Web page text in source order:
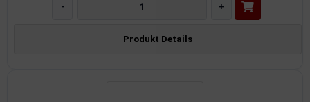
- +
Produkt Details